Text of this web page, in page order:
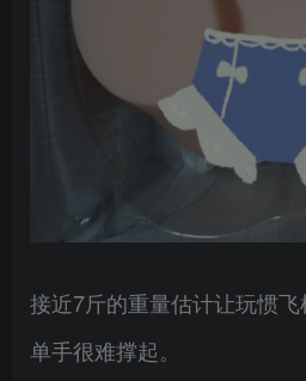
接近7斤的重量估计让玩惯飞
单手很难撑起。